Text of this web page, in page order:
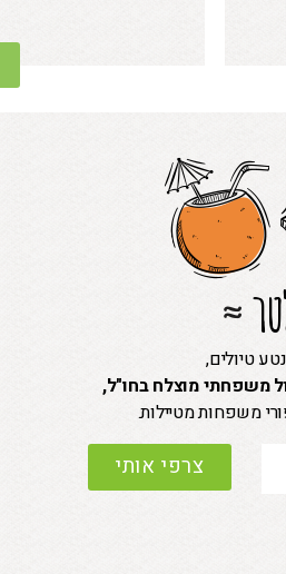
טיולים,
משפחתי מוצלח בחו"ל,
משפחות מטיילות.